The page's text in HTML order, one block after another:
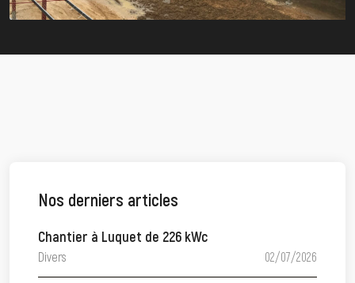
Nos derniers articles
Chantier à Luquet de 226 kWc
Divers 02/07/2026